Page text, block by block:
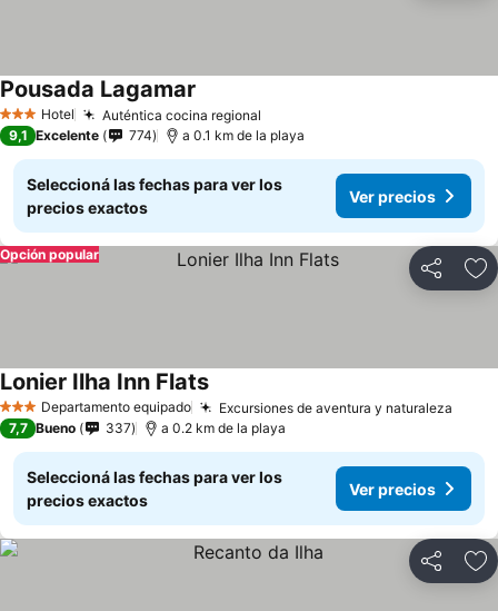
3 Estrellas
Hotel Auténtica cocina regional
Pousada Lagamar
9,1 Excelente 774 a 0.1 km de la playa
Seleccioná las fechas para ver los
precios exactos
Ver precios
Compartir
Opción popular
3 EstrellasDepartamento equipado Excursiones de aventura y naturaleza
Lonier Ilha Inn Flats
7,7 Bueno 337 a 0.2 km de la playa
Seleccioná las fechas para ver los
precios exactos
Ver precios
Compartir